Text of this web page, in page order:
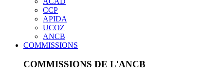
CCP
APIDA
UCOZ
ANCB
COMMISSIONS
COMMISSIONS DE L'ANCB